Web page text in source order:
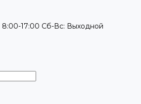
17:00 Сб-Вс: Выходной